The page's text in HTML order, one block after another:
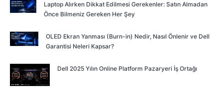
Laptop Alırken Dikkat Edilmesi Gerekenler: Satın Almadan
Önce Bilmeniz Gereken Her Şey
OLED Ekran Yanması (Burn-in) Nedir, Nasıl Önlenir ve Dell
Garantisi Neleri Kapsar?
Dell 2025 Yılın Online Platform Pazaryeri İş Ortağı